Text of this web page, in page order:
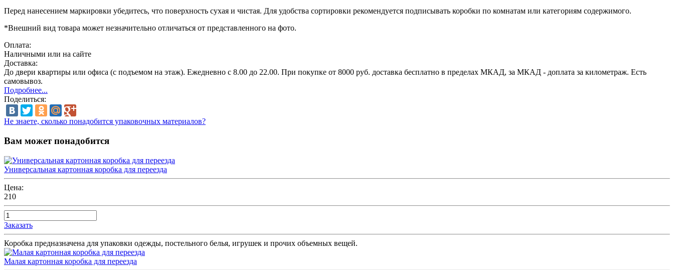
Перед нанесением маркировки убедитесь, что поверхность сухая и чистая. Для удобства сортировки рекомендуется подписывать коробки по комнатам или категориям содержимого.
*Внешний вид товара может незначительно отличаться от представленного на фото.
Оплата:
Наличными или на сайте
Доставка:
До двери квартиры или офиса (с подъемом на этаж). Ежедневно с 8.00 до 22.00. При покупке от 8000 руб. доставка бесплатно в пределах МКАД, за МКАД - доплата за километраж. Есть
самовывоз.
Подробнеe...
Поделиться:
Не знаете, сколько понадобится упаковочных материалов?
Вам может понадобится
Универсальная картонная коробка для переезда
Цена:
210
Заказать
Коробка предназначена для упаковки одежды, постельного белья, игрушек и прочих объемных вещей.
Малая картонная коробка для переезда